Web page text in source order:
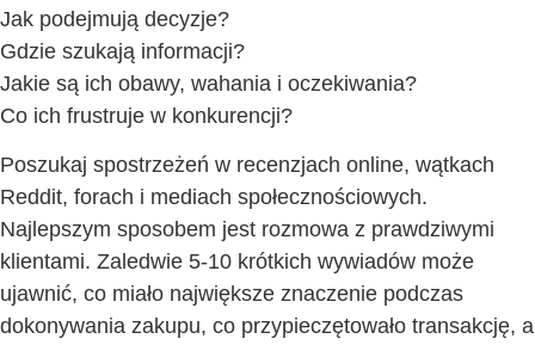
Jak podejmują decyzje?
Gdzie szukają informacji?
Jakie są ich obawy, wahania i oczekiwania?
Co ich frustruje w konkurencji?
Poszukaj spostrzeżeń w recenzjach online, wątkach
Reddit, forach i mediach społecznościowych.
Najlepszym sposobem jest rozmowa z prawdziwymi
klientami. Zaledwie 5-10 krótkich wywiadów może
ujawnić, co miało największe znaczenie podczas
dokonywania zakupu, co przypieczętowało transakcję, a